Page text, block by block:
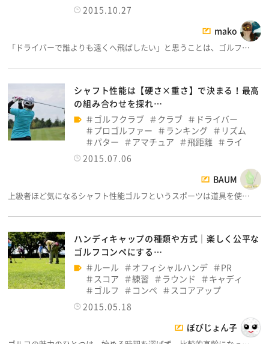
2015.10.27
mako
「ドライバーで誰よりも遠くへ飛ばしたい」と思うことは、ゴルフ…
シャフト性能は【硬さ×重さ】で決まる！最高
の組み合わせを探れ…
ゴルフクラブ
クラブ
ドライバー
プロゴルファー
ランキング
リズム
パター
アマチュア 飛距離
ライ
2015.07.06
BAUM
上級者ほど気になるシャフト性能ゴルフというスポーツは道具を使…
ハンディキャップの種類や方式│楽しく公平な
ゴルフコンペにする…
ルール
オフィシャルハンデ
PR
スコア
練習 ラウンド
キャディ
ゴルフ
コンペ
スコアアップ
2015.05.18
ぼびじょん子